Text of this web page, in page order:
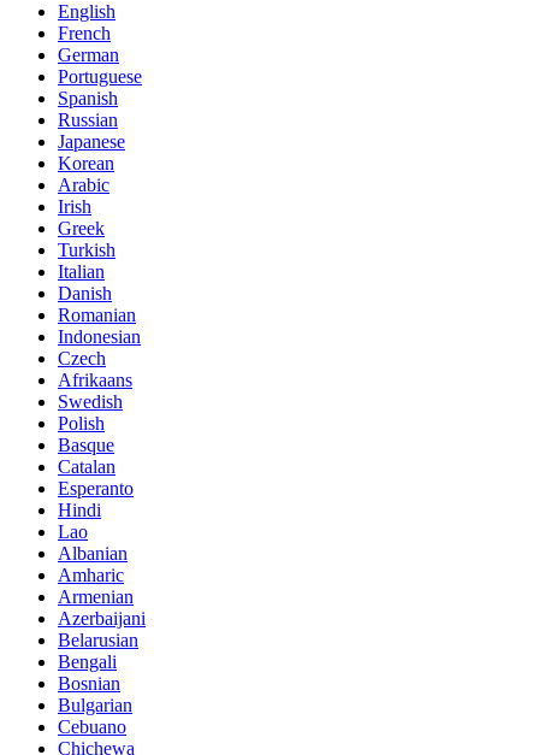
English
French
German
Portuguese
Spanish
Russian
Japanese
Korean
Arabic
Irish
Greek
Turkish
Italian
Danish
Romanian
Indonesian
Czech
Afrikaans
Swedish
Polish
Basque
Catalan
Esperanto
Hindi
Lao
Albanian
Amharic
Armenian
Azerbaijani
Belarusian
Bengali
Bosnian
Bulgarian
Cebuano
Chichewa